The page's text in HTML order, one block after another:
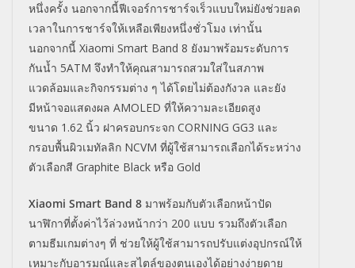
หนึ่งครั้ง นอกจากนี้ฟีเจอร์การชาร์จเร็วแบบใหม่ยังช่วยลด
เวลาในการชาร์จให้เหลือเพียงหนึ่งชั่วโมง เท่านั้น
นอกจากนี้ Xiaomi Smart Band 8 ยังมาพร้อมระดับการ
กันน้ำ 5ATM จึงทำให้คุณสามารถสวมใส่ในสภาพ
แวดล้อมและกิจกรรมต่าง ๆ ได้โดยไม่ต้องกังวล และยัง
มีหน้าจอแสดงผล AMOLED ที่ให้ความละเอียดสูง
ขนาด 1.62 นิ้ว ฝาครอบกระจก CORNING GG3 และ
กรอบพื้นผิวเมทัลลิก NCVM ที่ผู้ใช้สามารถเลือกได้ระหว่าง
ตัวเลือกสี Graphite Black หรือ Gold
Xiaomi Smart Band 8 มาพร้อมกับตัวเลือกหน้าปัด
นาฬิกาที่ตั้งค่าไว้ล่วงหน้ากว่า 200 แบบ รวมถึงตัวเลือก
ตามธีมเกมต่างๆ ที่ ช่วยให้ผู้ใช้สามารถปรับแต่งอุปกรณ์ให้
เหมาะกับอารมณ์และสไตล์ของตนเองได้อย่างง่ายดาย